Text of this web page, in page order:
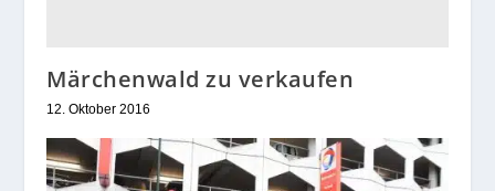
Märchenwald zu verkaufen
12. Oktober 2016